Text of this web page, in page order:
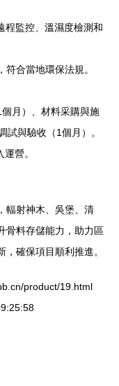
程監控、溫濕度檢測和
合當地環保法規。
月）、材料采購與施
試與驗收（1個月）。
營。
輻射神木、吳堡、清
骨料存儲能力，助力區
確保項目順利推進。
product/19.html